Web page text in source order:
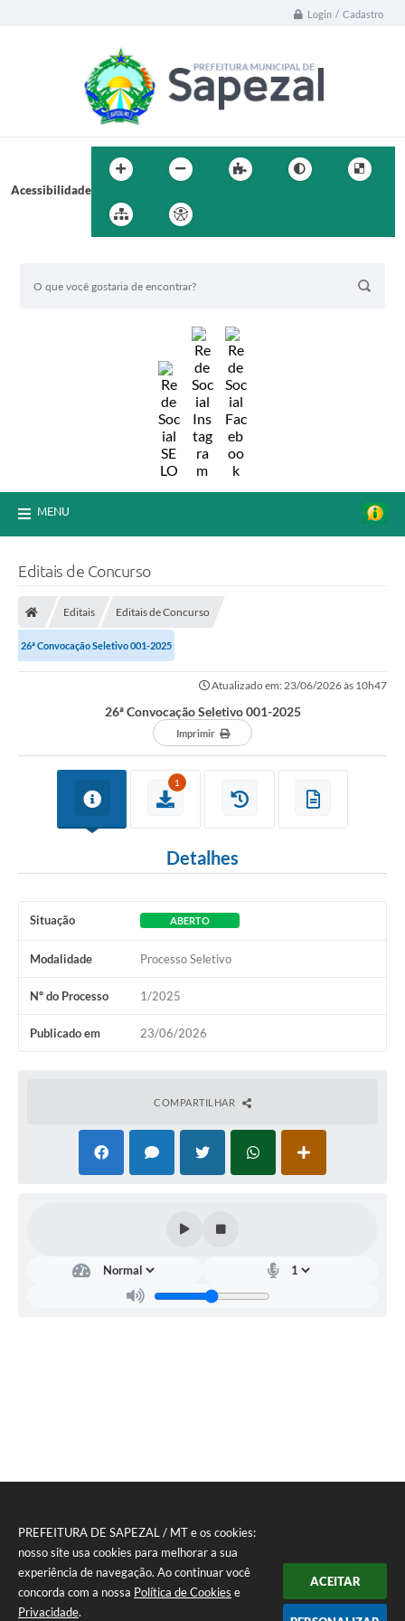
PREFEITURA DE SAPEZAL / MT e os cookies:
nosso site usa cookies para melhorar a sua
experiência de navegação. Ao continuar você
concorda com a nossa Política de Cookies e
Privacidade.
ACEITAR
Login / Cadastro
Acessibilidade
MENU
Editais de Concurso
Editais Editais de Concurso
26ª Convocação Seletivo 001-2025
Atualizado em: 23/06/2026 às 10h47
26ª Convocação Seletivo 001-2025
Imprimir
1
Detalhes
Situação ABERTO
Modalidade Processo Seletivo
Nº do Processo 1/2025
Publicado em 23/06/2026
COMPARTILHAR